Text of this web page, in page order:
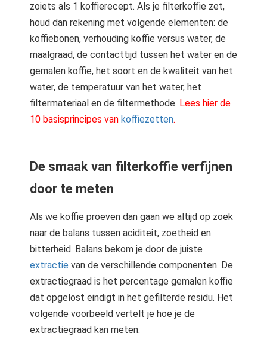
zoiets als 1 koffierecept. Als je filterkoffie zet,
houd dan rekening met volgende elementen: de
koffiebonen, verhouding koffie versus water, de
maalgraad, de contacttijd tussen het water en de
gemalen koffie, het soort en de kwaliteit van het
water, de temperatuur van het water, het
filtermateriaal en de filtermethode. Lees hier de
10 basisprincipes van koffiezetten.
De smaak van filterkoffie verfijnen
door te meten
Als we koffie proeven dan gaan we altijd op zoek
naar de balans tussen aciditeit, zoetheid en
bitterheid. Balans bekom je door de juiste
extractie van de verschillende componenten. De
extractiegraad is het percentage gemalen koffie
dat opgelost eindigt in het gefilterde residu. Het
volgende voorbeeld vertelt je hoe je de
extractiegraad kan meten.